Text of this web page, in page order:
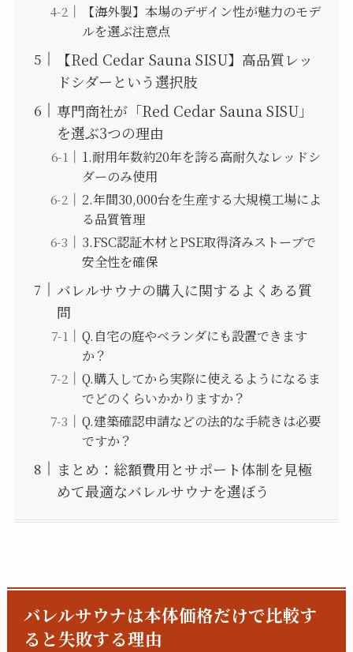
【海外製】本場のデザイン性が魅力のモデ
ルを選ぶ注意点
【Red Cedar Sauna SISU】高品質レッ
ドシダーという選択肢
専門商社が「Red Cedar Sauna SISU」
を選ぶ3つの理由
1.耐用年数約20年を誇る高耐久なレッドシ
ダーのみ使用
2.年間30,000台を生産する大規模工場によ
る品質管理
3.FSC認証木材とPSE取得済みストーブで
安全性を確保
バレルサウナの購入に関するよくある質
問
Q.自宅の庭やベランダにも設置できます
か？
Q.購入してから実際に使えるようになるま
でどのくらいかかりますか？
Q.建築確認申請などの法的な手続きは必要
ですか？
まとめ：総額費用とサポート体制を見極
めて最適なバレルサウナを選ぼう
バレルサウナは本体価格だけで比較す
ると失敗する理由